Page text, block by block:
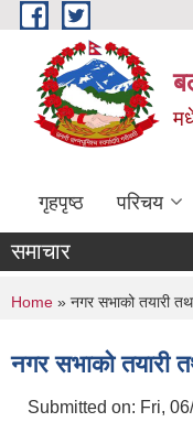
Skip to main content
गृहपृष्ठ परिचय
समाचार
You are here
Home » नगर सभाको तयारी
नगर सभाको तयारी
Submitted on: Fri,